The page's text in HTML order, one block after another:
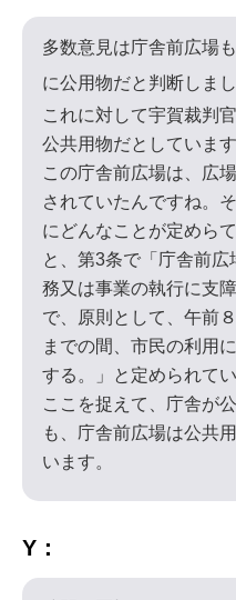
多数意見は庁舎前広場
に公用物だと判断しまし
これに対して宇賀裁判
公共用物だとしています
この庁舎前広場は、広
されていたんですね。
にどんなことが定めら
と、第3条で「庁舎前広
務又は事業の執行に支
で、原則として、午前
までの間、市民の利用
する。」と定められてい
ここを捉えて、庁舎が
も、庁舎前広場は公共
います。
Y：